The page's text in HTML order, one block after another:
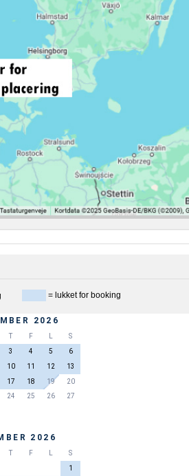
= lukket for booking
2026
T F
S
3 4 5
6
10 11 12
13
17 18 19
20
24 25 26
27
2026
T F
S
1